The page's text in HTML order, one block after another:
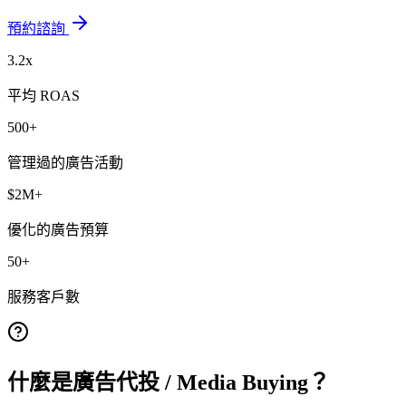
預約諮詢
3.2x
平均 ROAS
500+
管理過的廣告活動
$2M+
優化的廣告預算
50+
服務客戶數
什麼是廣告代投 / Media Buying？